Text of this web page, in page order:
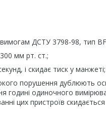
вимогам ДСТУ 3798-98, тип
мм рт. ст.;
і скидає тиск у манжеті;
порушення дублюють
одиночного
цих пристроїв